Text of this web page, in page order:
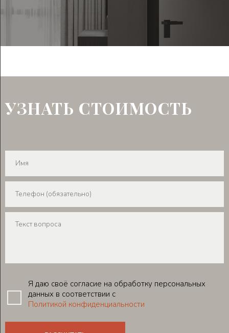
УЗНАТЬ СТОИМОСТЬ
Я даю своё согласие на обработку персональных
данных в соответствии с
Политикой конфиденциальности